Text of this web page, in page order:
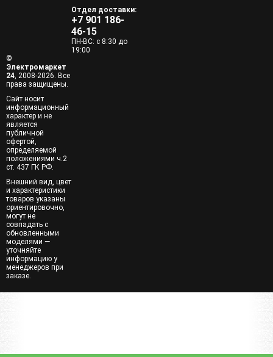
Отдел доставки:
+7 901 186-
46-15
ПН-ВС: с 8:30 до
19:00
©
Электромаркет
24, 2008-2026. Все
права защищены.
Сайт носит
информационный
характер и не
является
публичной
офертой,
определяемой
положениями ч.2
ст. 437 ГК РФ.
Внешний вид, цвет
и характеристики
товаров указаны
ориентировочно,
могут не
совпадать с
обновленными
моделями —
уточняйте
информацию у
менеджеров при
заказе.